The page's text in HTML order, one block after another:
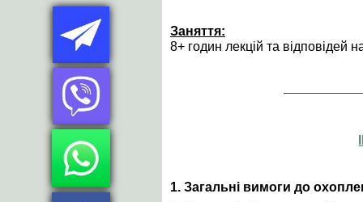
Заняття:
8+ годин лекцій та відповідей
1. Загальні вимоги до